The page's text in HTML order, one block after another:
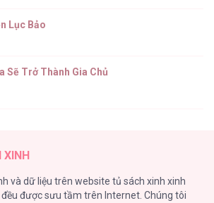
Lục Bảo
Sẽ Trở Thành Gia Chủ
và dữ liệu trên website tủ sách xinh xinh
được sưu tầm trên Internet. Chúng tôi